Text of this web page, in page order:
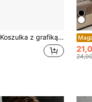
Koszulka z grafiką głowy małpy, modna odzież uliczna, uniwersalny letni top, idealny na imprezowe stylizacje.